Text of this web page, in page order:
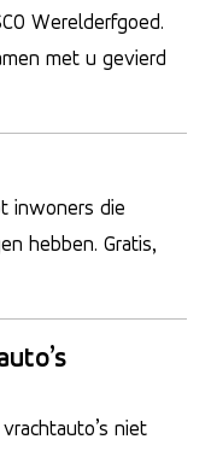
Werelderfgoed.
met u gevierd
inwoners die
hebben. Gratis,
niet